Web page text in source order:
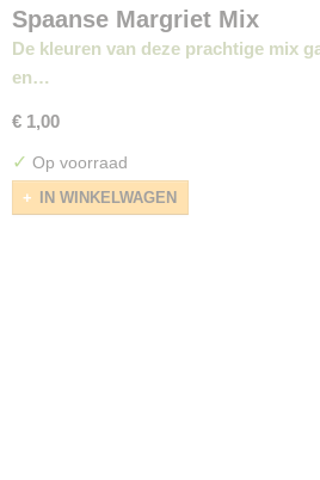
Spaanse Margriet Mix
De kleuren van deze prachtige mix
en…
€ 1,00
✓ Op voorraad
IN WINKELWAGEN